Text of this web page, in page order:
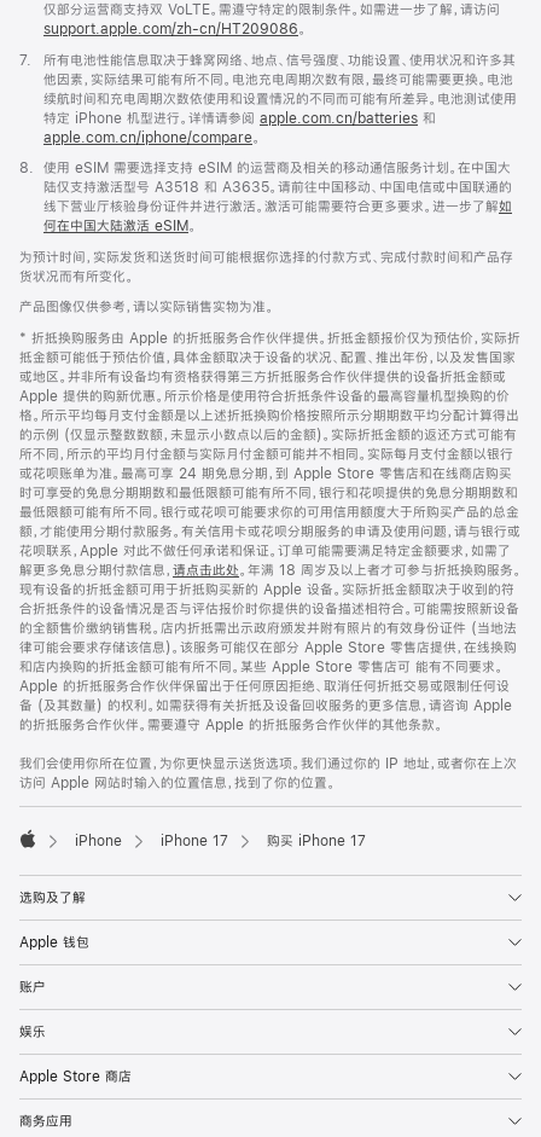
仅部分运营商支持双 VoLTE。需遵守特定的限制条件。如需进一步了解，请访问
support.apple.com/zh-cn/HT209086。
脚
7.
所有电池性能信息取决于蜂窝网络、地点、信号强度、功能设置、使用状况和许多其
他因素，实际结果可能有所不同。电池充电周期次数有限，最终可能需要更换。电池
续航时间和充电周期次数依使用和设置情况的不同而可能有所差异。电池测试使用
特定 iPhone 机型进行。详情请参阅 apple.com.cn/batteries 和
apple.com.cn/iphone/compare。
脚
8.
使用 eSIM 需要选择支持 eSIM 的运营商及相关的移动通信服务计划。在中国大
陆仅支持激活型号 A3518 和 A3635。请前往中国移动、中国电信或中国联通的
线下营业厅核验身份证件并进行激活。激活可能需要符合更多要求。进一步了解如
何在中国大陆激活 eSIM。
为预计时间，实际发货和送货时间可能根据你选择的付款方式、完成付款时间和产品存
货状况而有所变化。
产品图像仅供参考，请以实际销售实物为准。
* 折抵换购服务由 Apple 的折抵服务合作伙伴提供。折抵金额报价仅为预估价，实际折
抵金额可能低于预估价值，具体金额取决于设备的状况、配置、推出年份，以及发售国家
或地区。并非所有设备均有资格获得第三方折抵服务合作伙伴提供的设备折抵金额或
Apple 提供的购新优惠。所示价格是使用符合折抵条件设备的最高容量机型换购的价
格。所示平均每月支付金额是以上述折抵换购价格按照所示分期期数平均分配计算得出
的示例 (仅显示整数数额，未显示小数点以后的金额)。实际折抵金额的返还方式可能有
所不同，所示的平均月付金额与实际月付金额可能并不相同。实际每月支付金额以银行
或花呗账单为准。最高可享 24 期免息分期，到 Apple Store 零售店和在线商店购买
时可享受的免息分期期数和最低限额可能有所不同，银行和花呗提供的免息分期期数和
最低限额可能有所不同。银行或花呗可能要求你的可用信用额度大于所购买产品的总金
额，才能使用分期付款服务。有关信用卡或花呗分期服务的申请及使用问题，请与银行或
花呗联系，Apple 对此不做任何承诺和保证。订单可能需要满足特定金额要求，如需了
解更多免息分期付款信息， 请点击此处。年满 18 周岁及以上者才可参与折抵换购服务。
现有设备的折抵金额可用于折抵购买新的 Apple 设备。实际折抵金额取决于收到的符
合折抵条件的设备情况是否与评估报价时你提供的设备描述相符合。可能需按照新设备
的全额售价缴纳销售税。店内折抵需出示政府颁发并附有照片的有效身份证件 (当地法
律可能会要求存储该信息)。该服务可能仅在部分 Apple Store 零售店提供，在线换购
和店内换购的折抵金额可能有所不同。某些 Apple Store 零售店可 能有不同要求。
Apple 的折抵服务合作伙伴保留出于任何原因拒绝、取消任何折抵交易或限制任何设
备 (及其数量) 的权利。如需获得有关折抵及设备回收服务的更多信息，请咨询 Apple
的折抵服务合作伙伴。需要遵守 Apple 的折抵服务合作伙伴的其他条款。
我们会使用你所在位置，为你更快显示送货选项。我们通过你的 IP 地址，或者你在上次
访问 Apple 网站时输入的位置信息，找到了你的位置。
iPhone iPhone 17 购买 iPhone 17
选购及了解
Apple 钱包
账户
娱乐
Apple Store 商店
商务应用